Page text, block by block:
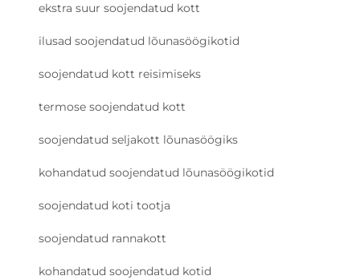
ekstra suur soojendatud kott
ilusad soojendatud lõunasöögikotid
soojendatud kott reisimiseks
termose soojendatud kott
soojendatud seljakott lõunasöögiks
kohandatud soojendatud lõunasöögikotid
soojendatud koti tootja
soojendatud rannakott
kohandatud soojendatud kotid